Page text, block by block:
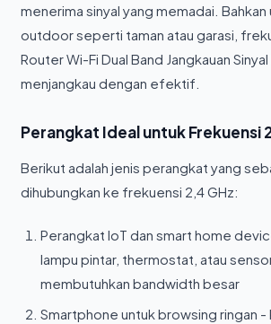
menerima sinyal yang memadai. Bahkan
outdoor seperti taman atau garasi,
Router Wi-Fi Dual Band Jangkauan
menjangkau dengan efektif.
Perangkat Ideal untuk Frekuensi
Berikut adalah jenis perangkat yang
dihubungkan ke frekuensi 2,4 GHz:
Perangkat IoT dan smart home
lampu pintar, thermostat, atau
membutuhkan bandwidth besar
Smartphone untuk browsing ringan -